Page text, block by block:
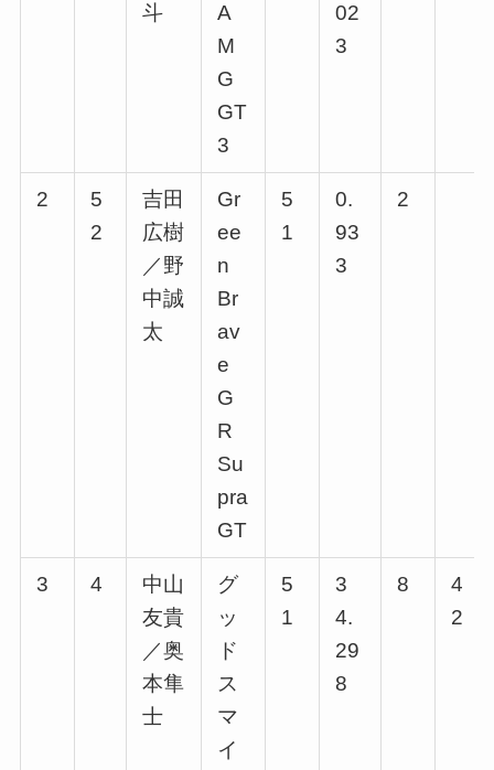
斗
A
M
G
GT
3
02
3
2
5
2
吉田
広樹
／野
中誠
太
Gr
ee
n
Br
av
e
G
R
Su
pra
GT
5
1
0.
93
3
2
3 4
中山
友貴
／奥
本隼
士
グ
ッ
ド
ス
マ
イ
5
1
3
4.
29
8
8
4
2